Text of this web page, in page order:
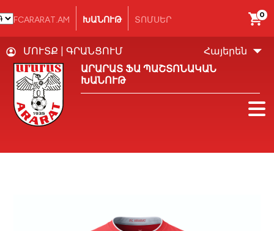
FCARARAT.AM ԽԱՆՈՒԹ ՏՈՄՍԵՐ
ՄՈՒՏՔ
ԳՐԱՆՑՈՒՄ
ԱՐԱՐԱՏ ՖԱ ՊԱՇՏՈՆԱԿԱՆ
ԽԱՆՈՒԹ
Հայերեն
0